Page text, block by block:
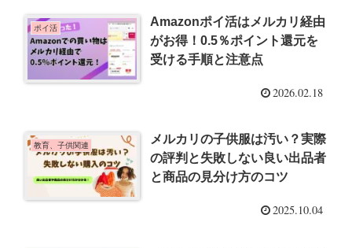
ポイ活
Amazonポイ活はメルカリ経由
がお得！0.5％ポイント還元を
受ける手順と注意点
2026.02.18
教育、子供関連
メルカリの子供服は汚い？実際
の評判と失敗しない良い出品者
と商品の見分け方のコツ
2025.10.04